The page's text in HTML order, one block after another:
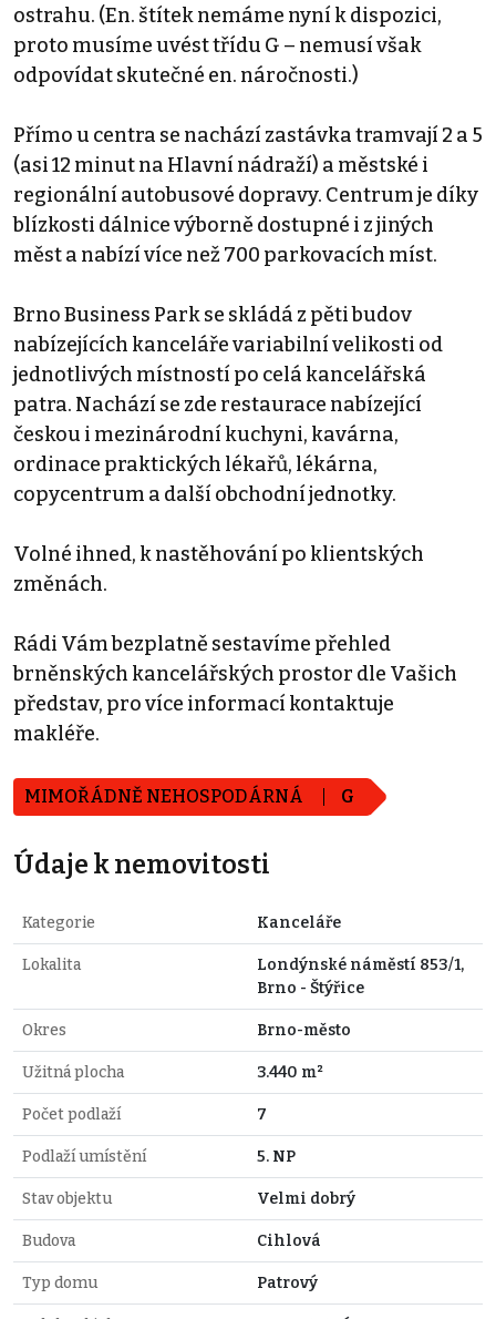
ostrahu. (En. štítek nemáme nyní k dispozici,
proto musíme uvést třídu G – nemusí však
odpovídat skutečné en. náročnosti.)
Přímo u centra se nachází zastávka tramvají 2 a 5
(asi 12 minut na Hlavní nádraží) a městské i
regionální autobusové dopravy. Centrum je díky
blízkosti dálnice výborně dostupné i z jiných
měst a nabízí více než 700 parkovacích míst.
Brno Business Park se skládá z pěti budov
nabízejících kanceláře variabilní velikosti od
jednotlivých místností po celá kancelářská
patra. Nachází se zde restaurace nabízející
českou i mezinárodní kuchyni, kavárna,
ordinace praktických lékařů, lékárna,
copycentrum a další obchodní jednotky.
Volné ihned, k nastěhování po klientských
změnách.
Rádi Vám bezplatně sestavíme přehled
brněnských kancelářských prostor dle Vašich
představ, pro více informací kontaktuje
makléře.
MIMOŘÁDNĚ NEHOSPODÁRNÁ G
Údaje k nemovitosti
Kategorie Kanceláře
Lokalita
Londýnské náměstí 853/1,
Brno - Štýřice
Okres Brno-město
Užitná plocha 3.440 m²
Počet podlaží 7
Podlaží umístění 5. NP
Stav objektu Velmi dobrý
Budova Cihlová
Typ domu Patrový